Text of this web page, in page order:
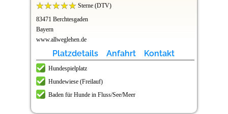
Sterne (DTV)
83471 Berchtesgaden
Bayern
www.allweglehen.de
Platzdetails Anfahrt Kontakt
Hundespielplatz
Hundewiese (Freilauf)
Baden für Hunde in Fluss/See/Meer